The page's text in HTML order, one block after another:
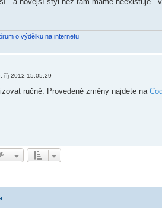
o výdělku na internetu
říj 2012 15:05:29
ručně. Provedené změny najdete na